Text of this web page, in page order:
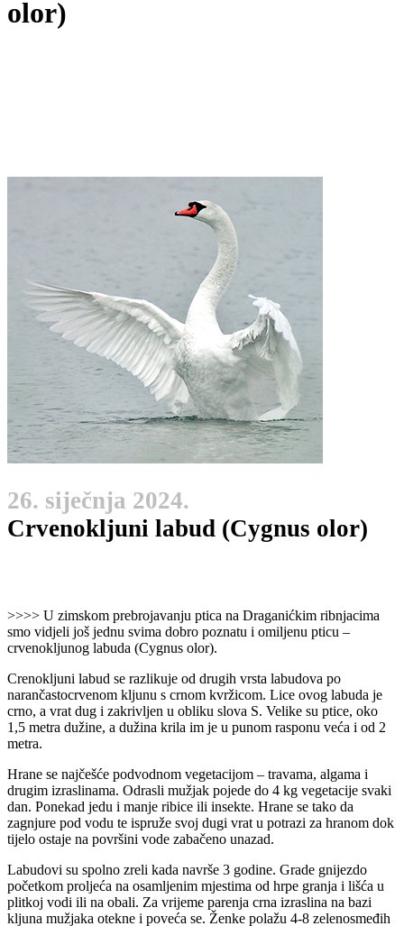
olor)
26. siječnja 2024.
Crvenokljuni labud (Cygnus olor)
>>>> U zimskom prebrojavanju ptica na Draganićkim ribnjacima
smo vidjeli još jednu svima dobro poznatu i omiljenu pticu –
crvenokljunog labuda (Cygnus olor).
Crenokljuni labud se razlikuje od drugih vrsta labudova po
narančastocrvenom kljunu s crnom kvržicom. Lice ovog labuda je
crno, a vrat dug i zakrivljen u obliku slova S. Velike su ptice, oko
1,5 metra dužine, a dužina krila im je u punom rasponu veća i od 2
metra.
Hrane se najčešće podvodnom vegetacijom – travama, algama i
drugim izraslinama. Odrasli mužjak pojede do 4 kg vegetacije svaki
dan. Ponekad jedu i manje ribice ili insekte. Hrane se tako da
zagnjure pod vodu te ispruže svoj dugi vrat u potrazi za hranom dok
tijelo ostaje na površini vode zabačeno unazad.
Labudovi su spolno zreli kada navrše 3 godine. Grade gnijezdo
početkom proljeća na osamljenim mjestima od hrpe granja i lišća u
plitkoj vodi ili na obali. Za vrijeme parenja crna izraslina na bazi
kljuna mužjaka otekne i poveća se. Ženke polažu 4-8 zelenosmeđih